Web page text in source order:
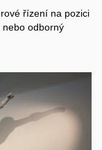
řízení na pozici
odborný